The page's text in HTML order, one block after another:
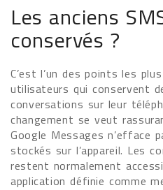
Les anciens
conservés ?
C’est l’un des points les
utilisateurs qui conservent
conversations sur leur
changement se veut
Google Messages n’efface
stockés sur l’appareil. Les
restent normalement
application définie comme